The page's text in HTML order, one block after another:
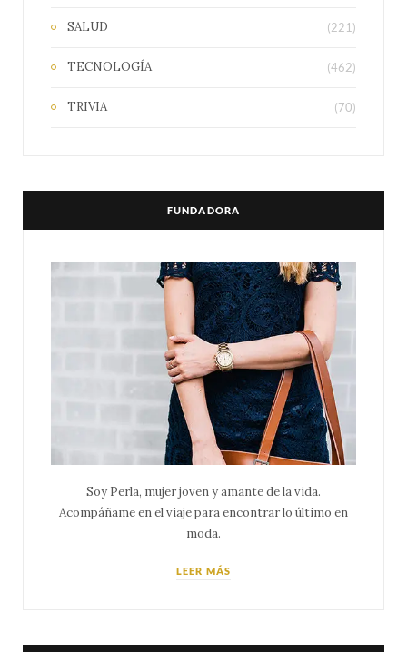
SALUD (221)
TECNOLOGÍA (462)
TRIVIA (70)
FUNDADORA
Soy Perla, mujer joven y amante de la vida.
Acompáñame en el viaje para encontrar lo último en
moda.
LEER MÁS